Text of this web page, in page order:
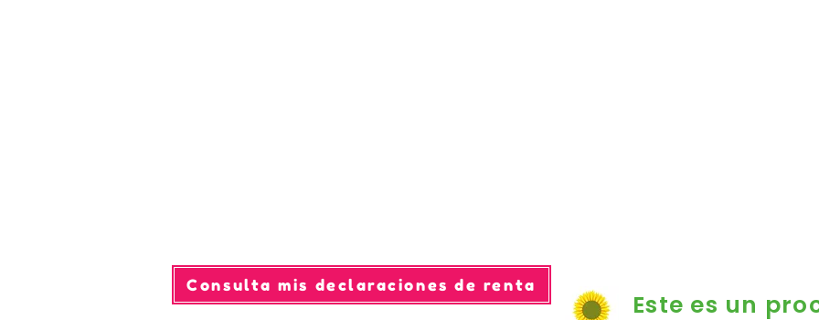
Consulta mis declaraciones de renta
Este es un